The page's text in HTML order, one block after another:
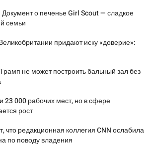
о печенье Girl Scout — сладкое
семьи
придают иску «доверие»:
не может построить бальный зал без
000 рабочих мест, но в сфере
рост
что редакционная коллегия CNN ослабила
по поводу владения